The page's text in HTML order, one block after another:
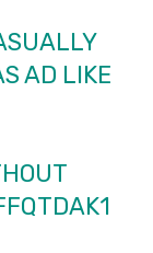
AD LIKE